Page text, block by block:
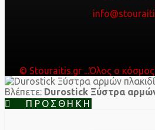
© Stouraitis.gr ...Όλος ο
Βλέπετε: Durostick Ξύστρα
ΠΡΟΣΘΉΚΗ